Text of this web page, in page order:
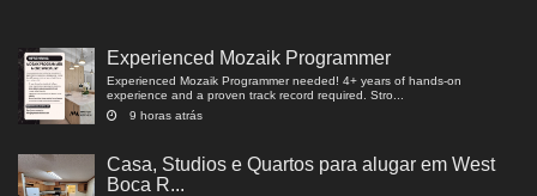
Experienced Mozaik Programmer
Experienced Mozaik Programmer needed! 4+ years of hands-on
experience and a proven track record required. Stro...
9 horas atrás
Casa, Studios e Quartos para alugar em West
Boca R...